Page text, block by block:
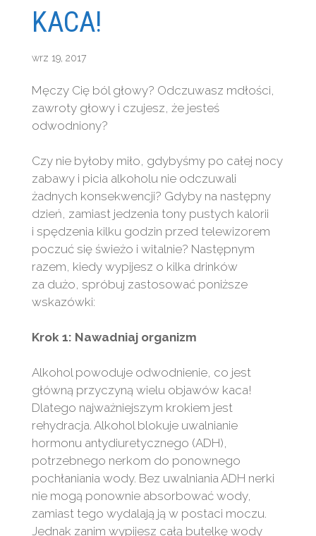
KACA!
wrz 19, 2017
Męczy Cię ból głowy? Odczuwasz mdłości,
zawroty głowy i czujesz, że jesteś
odwodniony?
Czy nie byłoby miło, gdybyśmy po całej nocy
zabawy i picia alkoholu nie odczuwali
żadnych konsekwencji? Gdyby na następny
dzień, zamiast jedzenia tony pustych kalorii
i spędzenia kilku godzin przed telewizorem
poczuć się świeżo i witalnie? Następnym
razem, kiedy wypijesz o kilka drinków
za dużo, spróbuj zastosować poniższe
wskazówki:
Krok 1: Nawadniaj organizm
Alkohol powoduje odwodnienie, co jest
główną przyczyną wielu objawów kaca!
Dlatego najważniejszym krokiem jest
rehydracja. Alkohol blokuje uwalnianie
hormonu antydiuretycznego (ADH),
potrzebnego nerkom do ponownego
pochłaniania wody. Bez uwalniania ADH nerki
nie mogą ponownie absorbować wody,
zamiast tego wydalają ją w postaci moczu.
Jednak zanim wypijesz całą butelkę wody